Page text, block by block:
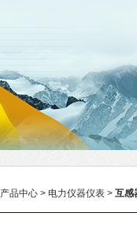
产品中心 > 电力仪器仪表 > 互感